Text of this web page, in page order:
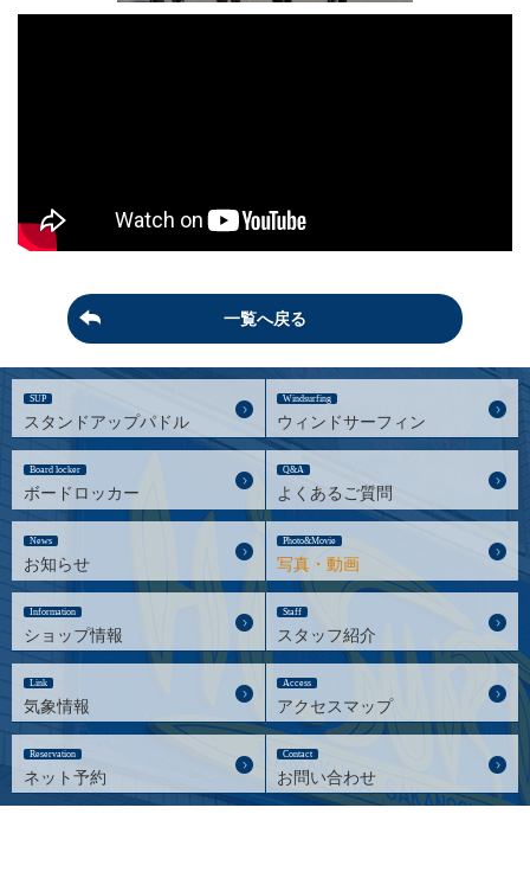
一覧へ戻る
SUP
スタンドアップパドル
Windsurfing
ウィンドサーフィン
Board locker
ボードロッカー
Q&A
よくあるご質問
News
お知らせ
Photo&Movie
写真・動画
Information
ショップ情報
Staff
スタッフ紹介
Link
気象情報
Access
アクセスマップ
Reservation
ネット予約
Contact
お問い合わせ